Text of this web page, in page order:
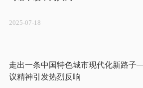
2025-07-18
走出一条中国特色城市现代化新路